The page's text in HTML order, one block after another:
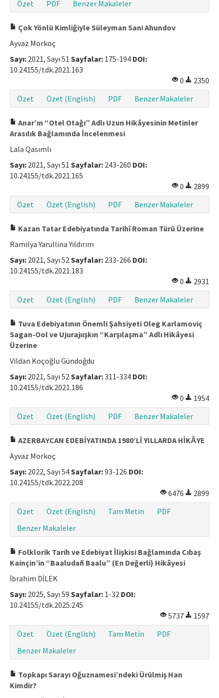
Özet PDF Benzer Makaleler
Çok Yönlü Kimliğiyle Süleyman Sani Ahundov
Ayvaz Morkoç
Sayı: 2021, Sayı 51 Sayfalar: 175-194 DOI:
10.24155/tdk.2021.163
0
2350
Özet
Özet (English) PDF Benzer Makaleler
Anar’ın “Otel Otağı” Adlı Uzun Hikâyesinin Metinler
Arasılık Bağlamında İncelenmesi
Lalə Qasımlı
Sayı: 2021, Sayı 51 Sayfalar: 243-260 DOI:
10.24155/tdk.2021.165
0
2899
Özet
Özet (English) PDF Benzer Makaleler
Kazan Tatar Edebiyatında Tarihî Roman Türü Üzerine
Ramilya Yarullina Yıldırım
Sayı: 2021, Sayı 52 Sayfalar: 233-266 DOI:
10.24155/tdk.2021.183
0
2931
Özet
Özet (English) PDF Benzer Makaleler
Tuva Edebiyatının Önemli Şahsiyeti Oleg Karlamoviç
Sagan-Ool ve Ujurajıışkın “Karşılaşma” Adlı Hikâyesi
Üzerine
Vildan Koçoğlu Gündoğdu
Sayı: 2021, Sayı 52 Sayfalar:311-334 DOI:
10.24155/tdk.2021.186
0
1954
Özet
Özet (English) PDF Benzer Makaleler
AZERBAYCAN EDEBİYATINDA 1980’Lİ YILLARDA HİKȂYE
Ayvaz Morkoç
Sayı: 2022, Sayı 54Sayfalar:93-126 DOI:
10.24155/tdk.2022.208
6476
2899
Özet
Özet (English) Tam Metin
PDF
Benzer Makaleler
Folklorik Tarih ve Edebiyat İlişkisi Bağlamında Cıbaş
Kainçin’in “Baaludañ Baalu” (En Değerli) Hikâyesi
İbrahim DİLEK
Sayı: 2025, Sayı 59 Sayfalar: 1-32 DOI:
10.24155/tdk.2025.245
5737
1597
Özet
Özet (English) Tam Metin
PDF
Benzer Makaleler
Topkapı Sarayı Oğuznamesi’ndeki Ürülmiş Han
Kimdir?